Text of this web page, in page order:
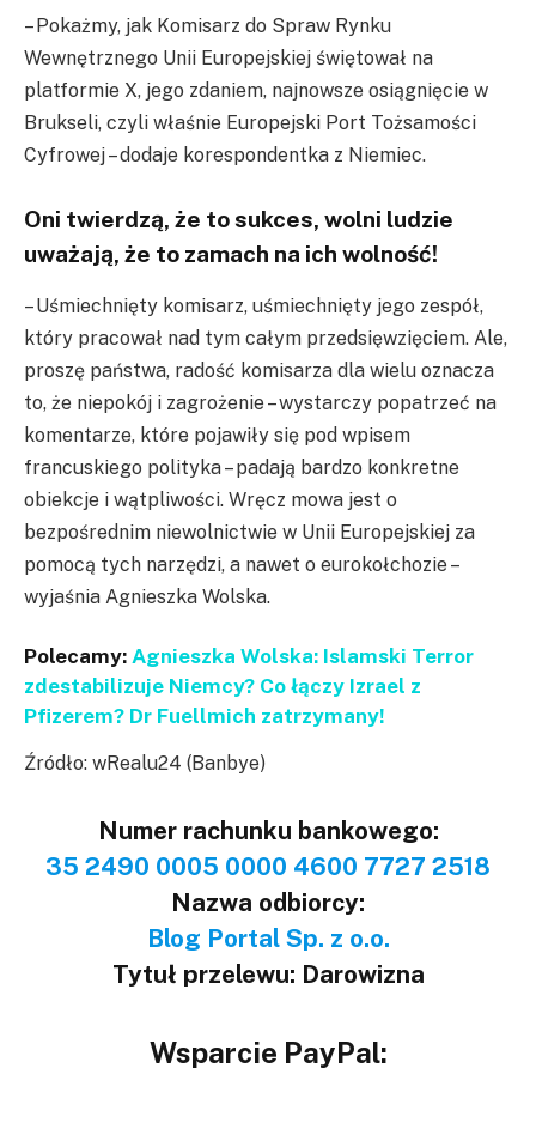
– Pokażmy, jak Komisarz do Spraw Rynku
Wewnętrznego Unii Europejskiej świętował na
platformie X, jego zdaniem, najnowsze osiągnięcie w
Brukseli, czyli właśnie Europejski Port Tożsamości
Cyfrowej – dodaje korespondentka z Niemiec.
Oni twierdzą, że to sukces, wolni ludzie
uważają, że to zamach na ich wolność!
– Uśmiechnięty komisarz, uśmiechnięty jego zespół,
który pracował nad tym całym przedsięwzięciem. Ale,
proszę państwa, radość komisarza dla wielu oznacza
to, że niepokój i zagrożenie – wystarczy popatrzeć na
komentarze, które pojawiły się pod wpisem
francuskiego polityka – padają bardzo konkretne
obiekcje i wątpliwości. Wręcz mowa jest o
bezpośrednim niewolnictwie w Unii Europejskiej za
pomocą tych narzędzi, a nawet o eurokołchozie –
wyjaśnia Agnieszka Wolska.
Polecamy: Agnieszka Wolska: Islamski Terror
zdestabilizuje Niemcy? Co łączy Izrael z
Pfizerem? Dr Fuellmich zatrzymany!
Źródło: wRealu24 (Banbye)
Numer rachunku bankowego:
35 2490 0005 0000 4600 7727 2518
Nazwa odbiorcy:
Blog Portal Sp. z o.o.
Tytuł przelewu: Darowizna
Wsparcie PayPal: